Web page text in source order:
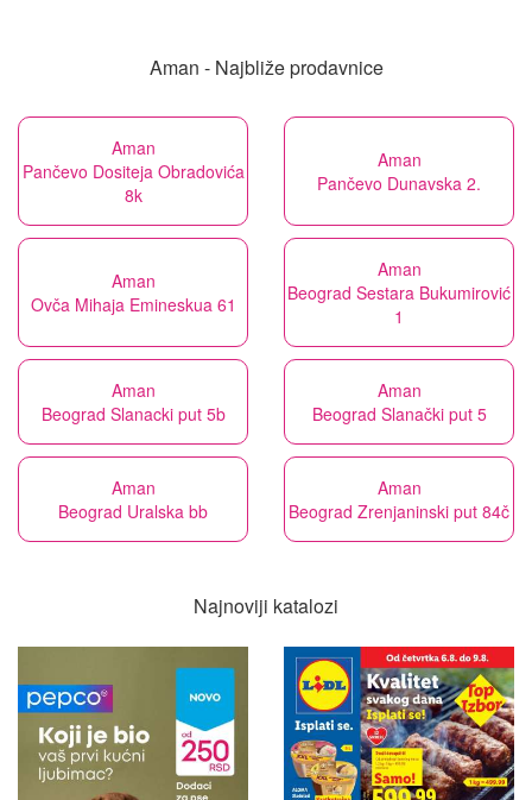
Aman - Najbliže prodavnice
Aman
Pančevo Dositeja Obradovića
8k
Aman
Pančevo Dunavska 2.
Aman
Ovča Mihaja Emineskua 61
Aman
Beograd Sestara Bukumirović
1
Aman
Beograd Slanacki put 5b
Aman
Beograd Slanački put 5
Aman
Beograd Uralska bb
Aman
Beograd Zrenjaninski put 84č
Najnoviji katalozi